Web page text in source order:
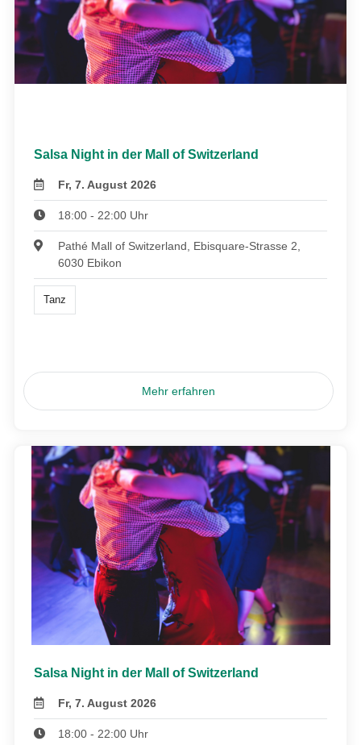
Salsa Night in der Mall of Switzerland
Fr, 7. August 2026
18:00 - 22:00 Uhr
Pathé Mall of Switzerland, Ebisquare-Strasse 2,
6030 Ebikon
Tanz
Mehr erfahren
Salsa Night in der Mall of Switzerland
Fr, 7. August 2026
18:00 - 22:00 Uhr